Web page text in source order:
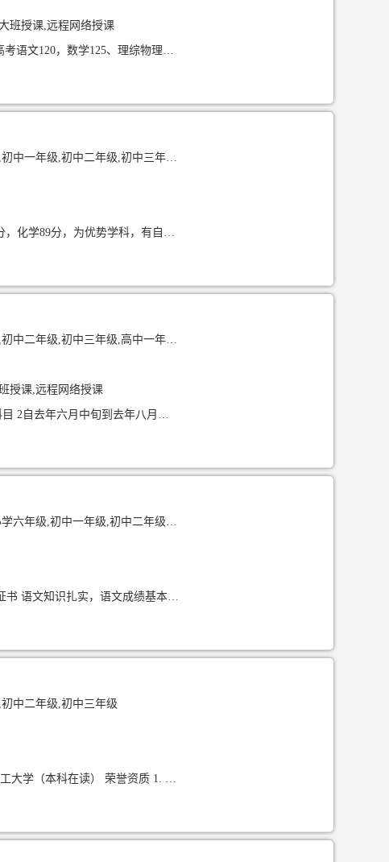
班授课,远程网络授课
211高校在读本科生，24高考597分，擅长初高中物理教学。曾获物理竞赛三等奖，高考语文120，数学125、理综物理102分，理科基础扎实。熟悉云南省昆明本地初高中物理考纲。在南京、常州有过上门家教经验，擅长梳理知识框架，条理清晰，耐心细致。尤其适合
三年级,高中一年级,高中二年级,高中三年级
优势科目 2025年高考选科为物理，化学，生物学，其中高考英语125分，生物学91分，化学89分，为优势学科，有自己独特的学习见解 教学经验 1、2025年暑假期间，辅导五年级学生王同学语数英作业以及
级,高中一年级,高中二年级,高中三年级
授课,远程网络授课
家教经验举例说明： 1自去年六月中旬开始到去年八月初，辅导小升初一对一数学科目 2自去年六月中旬到去年八月中，辅导初升高化学+数学科目 3辅导过初二语文科目，提分15+ 高考相关科目分数
级,初中二年级,初中三年级,高中一年级
我来自云南昆明 就读于成都工业学院 目前大一 英语和语文属于强科 有普通话二甲证书 语文知识扎实，语文成绩基本120 作文可以50分以上 英语130，考过四级擅长语法和技巧背单词 可辅导科目 小学/初中：语文、数学、英语、生物都可 授课
中二年级,初中三年级
我来自云南昆明，今年大二，就读于昆明理工大学 姓名：耿子菡 在读院校：昆明理工大学（本科在读） 荣誉资质 1. 大学英语四级（CET-4），英语基础扎实，具备优秀的读写理解能力，可兼顾学生